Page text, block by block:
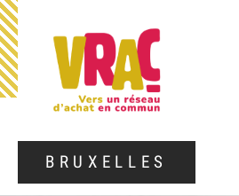
BRUXELLES